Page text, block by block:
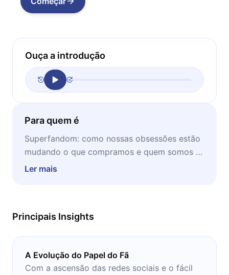
Ouça a introdução
Para quem é
Superfandom: como nossas obsessões estão
mudando o que compramos e quem somos é
um livro indicado a quem busca entender
Ler mais
Principais Insights
A Evolução do Papel do Fã
Com a ascensão das redes sociais e o fácil